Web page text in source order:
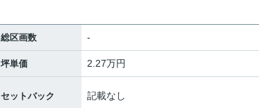
総区画数 -
坪単価 2.27万円
セットバック 記載なし